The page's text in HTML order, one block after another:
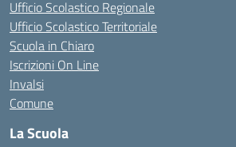
Ufficio Scolastico Regionale
Ufficio Scolastico Territoriale
Scuola in Chiaro
Iscrizioni On Line
Invalsi
Comune
La Scuola